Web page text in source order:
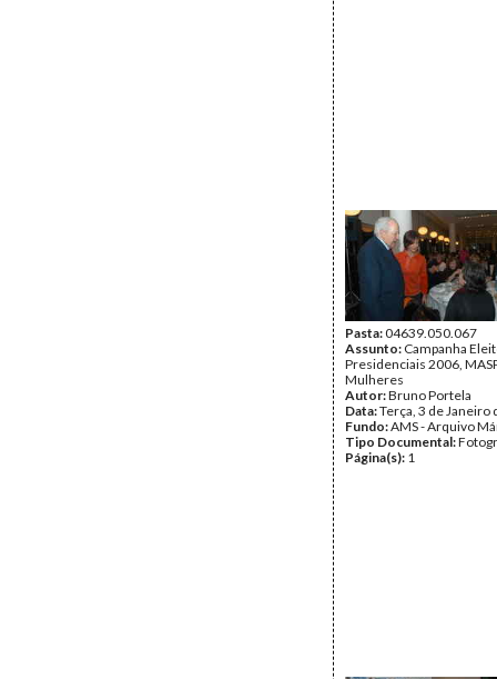
Pasta:04639.050.067
Assunto: Campanha
Presidenciais 2006,
Mulheres
Autor:Bruno Portela
Data:Terça, 3 de Janeiro
Fundo:AMS - Arquivo
Tipo Documental:
Página(s): 1